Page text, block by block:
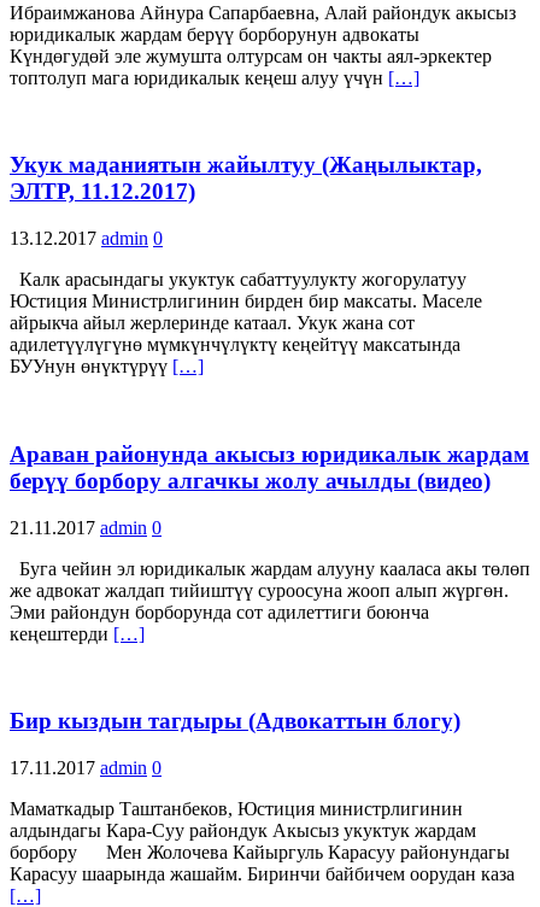
Ибраимжанова Айнура Сапарбаевна, Алай райондук акысыз
юридикалык жардам берүү борборунун адвокаты
Күндөгудөй эле жумушта олтурсам он чакты аял-эркектер
топтолуп мага юридикалык кеңеш алуу үчүн […]
Укук маданиятын жайылтуу (Жаңылыктар,
ЭЛТР, 11.12.2017)
13.12.2017 admin 0
Калк арасындагы укуктук сабаттуулукту жогорулатуу
Юстиция Министрлигинин бирден бир максаты. Маселе
айрыкча айыл жерлеринде катаал. Укук жана сот
адилетүүлүгүнө мүмкүнчүлүктү кеңейтүү максатында
БУУнун өнүктүрүү […]
Араван районунда акысыз юридикалык жардам
берүү борбору алгачкы жолу ачылды (видео)
21.11.2017 admin 0
Буга чейин эл юридикалык жардам алууну кааласа акы төлөп
же адвокат жалдап тийиштүү суроосуна жооп алып жүргөн.
Эми райондун борборунда сот адилеттиги боюнча
кеңештерди […]
Бир кыздын тагдыры (Адвокаттын блогу)
17.11.2017 admin 0
Маматкадыр Таштанбеков, Юстиция министрлигинин
алдындагы Кара-Суу райондук Акысыз укуктук жардам
борбору Мен Жолочева Кайыргуль Карасуу районундагы
Карасуу шаарында жашайм. Биринчи байбичем оорудан каза
[…]